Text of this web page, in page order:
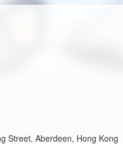
Street, Aberdeen, Hong Kong